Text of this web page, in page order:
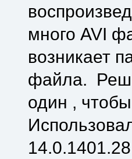
много AVI
возникает
файла.
один ,